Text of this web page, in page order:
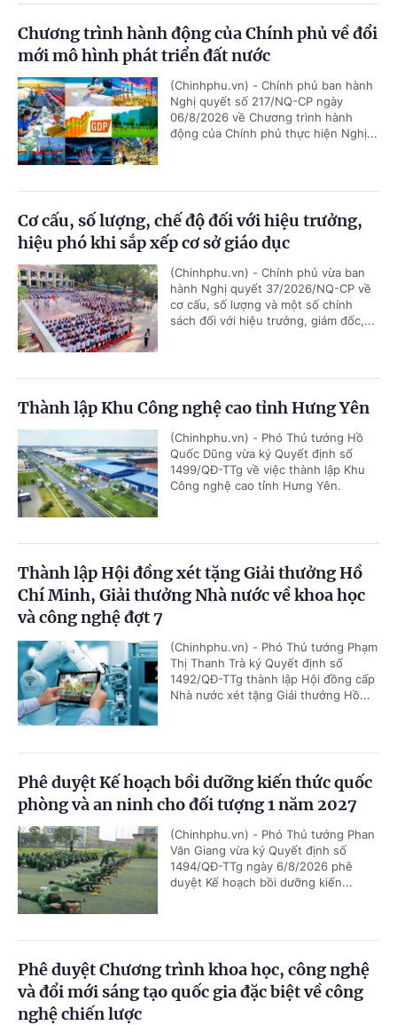
Chương trình hành động của Chính phủ về đổi
mới mô hình phát triển đất nước
(Chinhphu.vn) - Chính phủ ban hành
Nghị quyết số 217/NQ-CP ngày
06/8/2026 về Chương trình hành
động của Chính phủ thực hiện Nghị...
Cơ cấu, số lượng, chế độ đối với hiệu trưởng,
hiệu phó khi sắp xếp cơ sở giáo dục
(Chinhphu.vn) - Chính phủ vừa ban
hành Nghị quyết 37/2026/NQ-CP về
cơ cấu, số lượng và một số chính
sách đối với hiệu trưởng, giám đốc,...
Thành lập Khu Công nghệ cao tỉnh Hưng Yên
(Chinhphu.vn) - Phó Thủ tướng Hồ
Quốc Dũng vừa ký Quyết định số
1499/QĐ-TTg về việc thành lập Khu
Công nghệ cao tỉnh Hưng Yên.
Thành lập Hội đồng xét tặng Giải thưởng Hồ
Chí Minh, Giải thưởng Nhà nước về khoa học
và công nghệ đợt 7
(Chinhphu.vn) - Phó Thủ tướng Phạm
Thị Thanh Trà ký Quyết định số
1492/QĐ-TTg thành lập Hội đồng cấp
Nhà nước xét tặng Giải thưởng Hồ...
Phê duyệt Kế hoạch bồi dưỡng kiến thức quốc
phòng và an ninh cho đối tượng 1 năm 2027
(Chinhphu.vn) - Phó Thủ tướng Phan
Văn Giang vừa ký Quyết định số
1494/QĐ-TTg ngày 6/8/2026 phê
duyệt Kế hoạch bồi dưỡng kiến...
Phê duyệt Chương trình khoa học, công nghệ
và đổi mới sáng tạo quốc gia đặc biệt về công
nghệ chiến lược